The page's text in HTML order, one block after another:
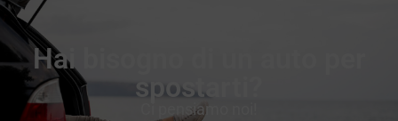
Hai bisogno di un auto per
spostarti?
Ci pensiamo noi!